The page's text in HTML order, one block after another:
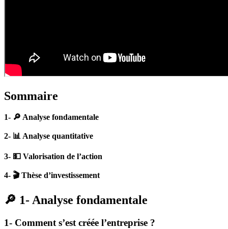
Sommaire
1- 🔎 Analyse fondamentale
2- 📊 Analyse quantitative
3- 💵 Valorisation de l’action
4- 🎬 Thèse d’investissement
🔎 1- Analyse fondamentale
1- Comment s’est créée l’entreprise ?